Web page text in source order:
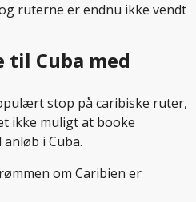
ruterne er endnu ikke vendt
til Cuba med
stop på caribiske ruter,
ikke muligt at booke
i Cuba.
om Caribien er